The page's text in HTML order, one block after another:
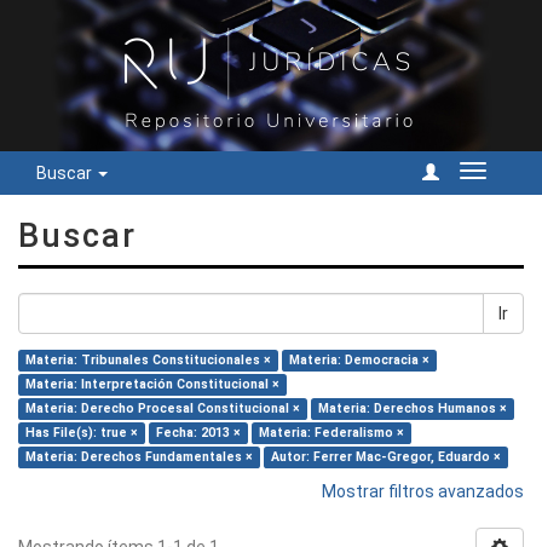
Buscar
Cambiar
Buscar
Ir
Materia: Tribunales Constitucionales ×
Materia: Democracia ×
Materia: Interpretación Constitucional ×
Materia: Derecho Procesal Constitucional ×
Materia: Derechos Humanos ×
Has File(s): true ×
Fecha: 2013 ×
Materia: Federalismo ×
Materia: Derechos Fundamentales ×
Autor: Ferrer Mac-Gregor, Eduardo ×
Mostrar filtros avanzados